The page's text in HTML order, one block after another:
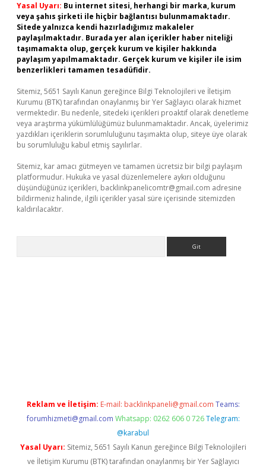
Yasal Uyarı: Bu internet sitesi, herhangi bir marka, kurum
veya şahıs şirketi ile hiçbir bağlantısı bulunmamaktadır.
Sitede yalnızca kendi hazırladığımız makaleler
paylaşılmaktadır. Burada yer alan içerikler haber niteliği
taşımamakta olup, gerçek kurum ve kişiler hakkında
paylaşım yapılmamaktadır. Gerçek kurum ve kişiler ile isim
benzerlikleri tamamen tesadüfidir.
Sitemiz, 5651 Sayılı Kanun gereğince Bilgi Teknolojileri ve İletişim
Kurumu (BTK) tarafından onaylanmış bir Yer Sağlayıcı olarak hizmet
vermektedir. Bu nedenle, sitedeki içerikleri proaktif olarak denetleme
veya araştırma yükümlülüğümüz bulunmamaktadır. Ancak, üyelerimiz
yazdıkları içeriklerin sorumluluğunu taşımakta olup, siteye üye olarak
bu sorumluluğu kabul etmiş sayılırlar.
Sitemiz, kar amacı gütmeyen ve tamamen ücretsiz bir bilgi paylaşım
platformudur. Hukuka ve yasal düzenlemelere aykırı olduğunu
düşündüğünüz içerikleri, backlinkpanelicomtr@gmail.com adresine
bildirmeniz halinde, ilgili içerikler yasal süre içerisinde sitemizden
kaldırılacaktır.
Reklam ve İletişim: E-mail: backlinkpaneli@gmail.com Teams:
forumhizmeti@gmail.com Whatsapp: 0262 606 0 726 Telegram:
@karabul
Yasal Uyarı: Sitemiz, 5651 Sayılı Kanun gereğince Bilgi Teknolojileri
ve İletişim Kurumu (BTK) tarafından onaylanmış bir Yer Sağlayıcı